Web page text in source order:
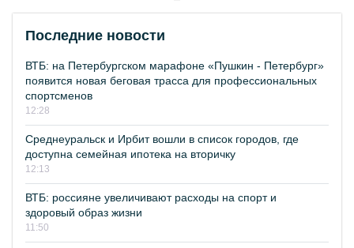
Последние новости
ВТБ: на Петербургском марафоне «Пушкин - Петербург»
появится новая беговая трасса для профессиональных
спортсменов
12:28
Среднеуральск и Ирбит вошли в список городов, где
доступна семейная ипотека на вторичку
12:13
ВТБ: россияне увеличивают расходы на спорт и
здоровый образ жизни
11:50